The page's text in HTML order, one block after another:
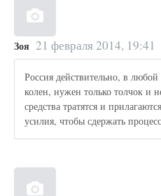
Зоя 21 февраля 2014, 19:41
Россия действительно, в
колен, нужен только толчок и
средства тратятся и прилагаются
усилия, чтобы сдержать